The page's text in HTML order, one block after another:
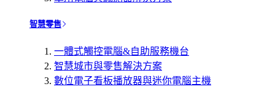
智慧零售
一體式觸控電腦&自助服務機台
智慧城市與零售解決方案
數位電子看板播放器與迷你電腦主機